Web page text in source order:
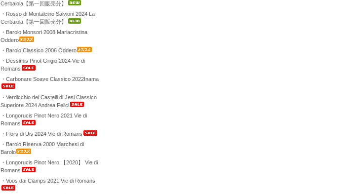
Cerbaiola【第一回販売分】
・Rosso di Montalcino Salvioni 2024 La
Cerbaiola【第一回販売分】
・Barolo Monsori 2008 Mariacristina
Oddero
・Barolo Classico 2006 Oddero
・Dessimis Pinot Grigio 2024 Vie di
Romans
・Carbonare Soave Classico 2022Inama
・Verdicchio dei Castelli di Jesi Classico
Superiore 2024 Andrea Felici
・Longorucis Pinot Nero 2021 Vie di
Romans
・Flors di Uis 2024 Vie di Romans
・Barolo Riserva 2000 Marchesi di
Barolo
・Longorucis Pinot Nero 【2020】 Vie di
Romans
・Voos dai Ciamps 2021 Vie di Romans